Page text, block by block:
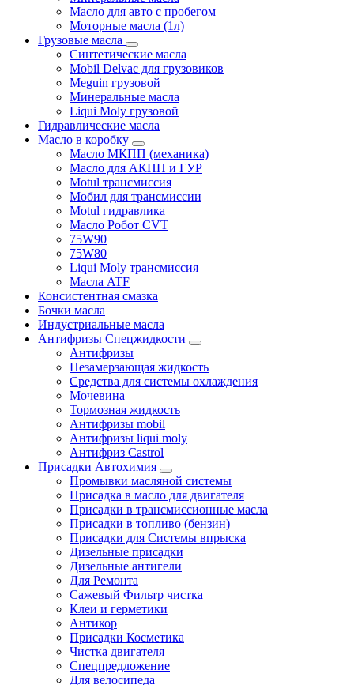
Масло для авто с пробегом
Моторные масла (1л)
Грузовые масла
Синтетические масла
Mobil Delvac для грузовиков
Meguin грузовой
Минеральные масла
Liqui Moly грузовой
Гидравлические масла
Масло в коробку
Масло МКПП (механика)
Масло для АКПП и ГУР
Motul трансмиссия
Мобил для трансмиссии
Motul гидравлика
Масло Робот CVT
75W90
75W80
Liqui Moly трансмиссия
Масла ATF
Консистентная смазка
Бочки масла
Индустриальные масла
Антифризы Спецжидкости
Антифризы
Незамерзающая жидкость
Средства для системы охлаждения
Мочевина
Тормозная жидкость
Антифризы mobil
Антифризы liqui moly
Антифриз Castrol
Присадки Автохимия
Промывки масляной системы
Присадка в масло для двигателя
Присадки в трансмиссионные масла
Присадки в топливо (бензин)
Присадки для Системы впрыска
Дизельные присадки
Дизельные антигели
Для Ремонта
Сажевый Фильтр чистка
Клеи и герметики
Антикор
Присадки Косметика
Чистка двигателя
Спецпредложение
Для велосипеда